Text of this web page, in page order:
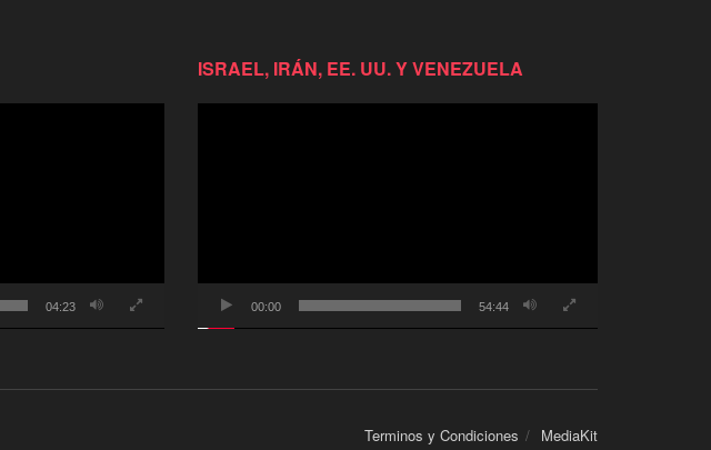
04:23
ISRAEL, IRÁN, EE. UU. Y VENEZUELA
00:00 54:44
Terminos y Condiciones MediaKit